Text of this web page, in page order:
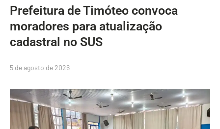
Prefeitura de Timóteo convoca
moradores para atualização
cadastral no SUS
5 de agosto de 2026